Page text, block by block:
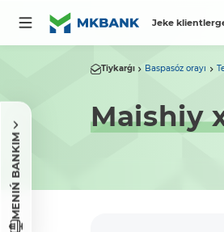
Jeke
MENIŃ BANKIM
Tiykarǵı Baspasóz orayı
Maishiy